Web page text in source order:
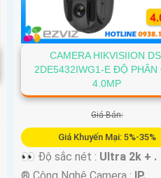
CAMERA HIKVISIION
2DE5432IWG1-E ĐỘ PHÂN
4.0MP
Giá Bán:
Giá Khuyến Mại: 5%-35%
👀 Độ sắc nét : Ultra 2k + .